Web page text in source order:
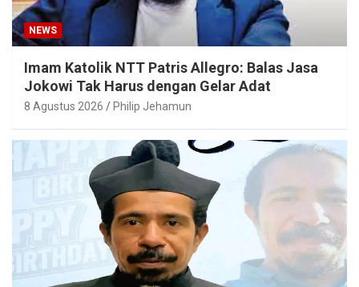
NEWS
Imam Katolik NTT Patris Allegro: Balas Jasa
Jokowi Tak Harus dengan Gelar Adat
8 Agustus 2026 Philip Jehamun